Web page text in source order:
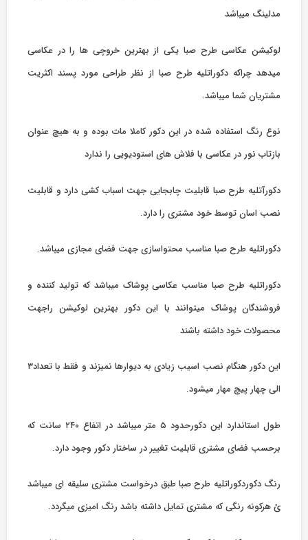
مدلینگ میباشد
لوکیشن عکاسی طرح صبا یکی از بهترین خروچی ها را در عکاسی
میدهد چراکه دکوراتلیه طرح صبا از نظر طراحی مورد پسند اکثریت
مشتریان شما میباشد.
نوع رنگ استفاده شده در این دکور کاملا مات بوده و به هیچ عنوان
بازتاب نور در عکاسی با فلاش های استودیویی را ندارد
دکورآتلیه طرح صبا قابلیت چابجایی جهت اسباب کشی دارد و قابلیت
نصب اسان توسط خود مشتری را دارد.
دکوراتلیه طرح صبا مناسب محتواسازی جهت فضای مجازی میباشد.
دکوراتلیه طرح صبا مناسب عکاسی پوشاک میباشد که تولید کننده و
فروشندگان پوشاک میتوانند با این دکور بهترین لوکیشن راجهت
محصولات خود داشته باشند
این دکور هنگام نصب اسیب زیادی به دیوارها نمیزند و فقط با تعداد۳
الی چهار پیچ مهار میشود.
طول استاندارد این دکورحدود ۵ متر میباشد در اتفاع ۲۴۰ سانت که
برحسب فضای مشتری قابلیت تغییر در ساختار دکور وجود دارد.
رنگ دکوردکوراتلیه طرح صبا طبق درخواست مشتری سلیقه ای میباشد
ئ هرکونه رنگی که مشتری تمایل داشته باشد رنگ امیزی میگردد.